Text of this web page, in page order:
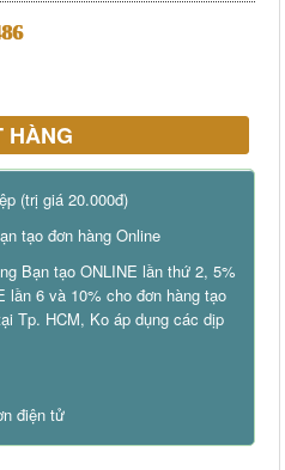
HÀNG
(trị giá 20.000đ)
tạo đơn hàng Online
Bạn tạo ONLINE lần thứ 2, 5%
lần 6 và 10% cho đơn hàng tạo
Tp. HCM, Ko áp dụng các dịp
điện tử